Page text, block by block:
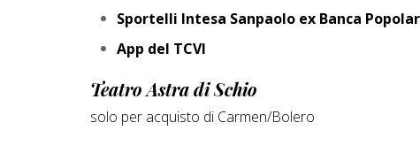
Sportelli Intesa Sanpaolo ex Banca
App del TCVI
Teatro Astra di Schio
solo per acquisto di Carmen/Bolero